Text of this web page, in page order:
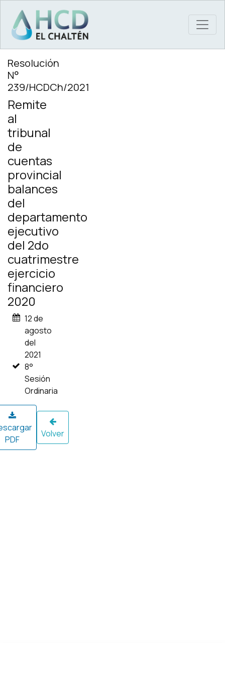
MAIN NAVIGATION
Resolución
N°
239/HCDCh/2021
Remite
al
tribunal
de
cuentas
provincial
balances
del
departamento
ejecutivo
del 2do
cuatrimestre
ejercicio
financiero
2020
12 de
agosto
del
2021
8°
Sesión
Ordinaria
PDF
Volver